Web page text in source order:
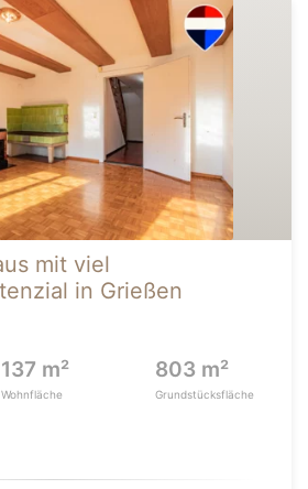
mit viel
in Grießen
137 m²
Wohnfläche
803 m²
Grundstücksfläche